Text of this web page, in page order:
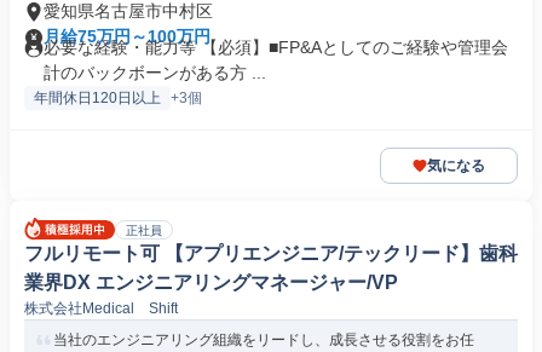
愛知県名古屋市中村区
月給75万円～100万円
必要な経験・能力等 【必須】■FP&Aとしてのご経験や管理会
計のバックボーンがある方 ...
年間休日120日以上 +3個
気になる
正社員
フルリモート可 【アプリエンジニア/テックリード】歯科
業界DX エンジニアリングマネージャー/VP
株式会社Medical Shift
当社のエンジニアリング組織をリードし、成長させる役割をお任